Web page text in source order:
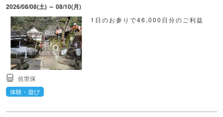
2026/08/08(土) ～ 08/10(月)
1日のお参りで46,000日分のご利益
佐世保
体験・遊び